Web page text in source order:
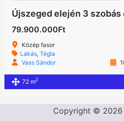
Újszeged elején 3 szobás
79.900.000Ft
Közép fasor
Lakás, Tégla
Vass Sándor
72 m2
Copyright © 2026